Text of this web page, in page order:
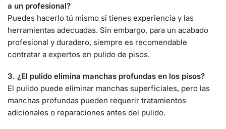
a un profesional?
Puedes hacerlo tú mismo si tienes experiencia y las
herramientas adecuadas. Sin embargo, para un acabado
profesional y duradero, siempre es recomendable
contratar a expertos en pulido de pisos.
3. ¿El pulido elimina manchas profundas en los pisos?
El pulido puede eliminar manchas superficiales, pero las
manchas profundas pueden requerir tratamientos
adicionales o reparaciones antes del pulido.